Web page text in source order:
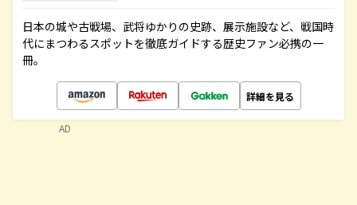
日本の城や古戦場、武将ゆかりの史跡、展示施設など、戦国時
代にまつわるスポットを徹底ガイドする歴史ファン必携の一
冊。
詳細を見る
AD